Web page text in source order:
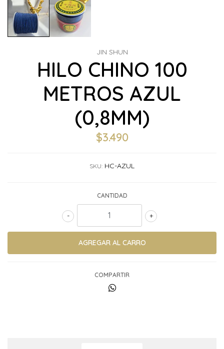
JIN SHUN
HILO CHINO 100
METROS AZUL
(0,8MM)
$3.490
SKU: HC-AZUL
CANTIDAD
+
-
COMPARTIR